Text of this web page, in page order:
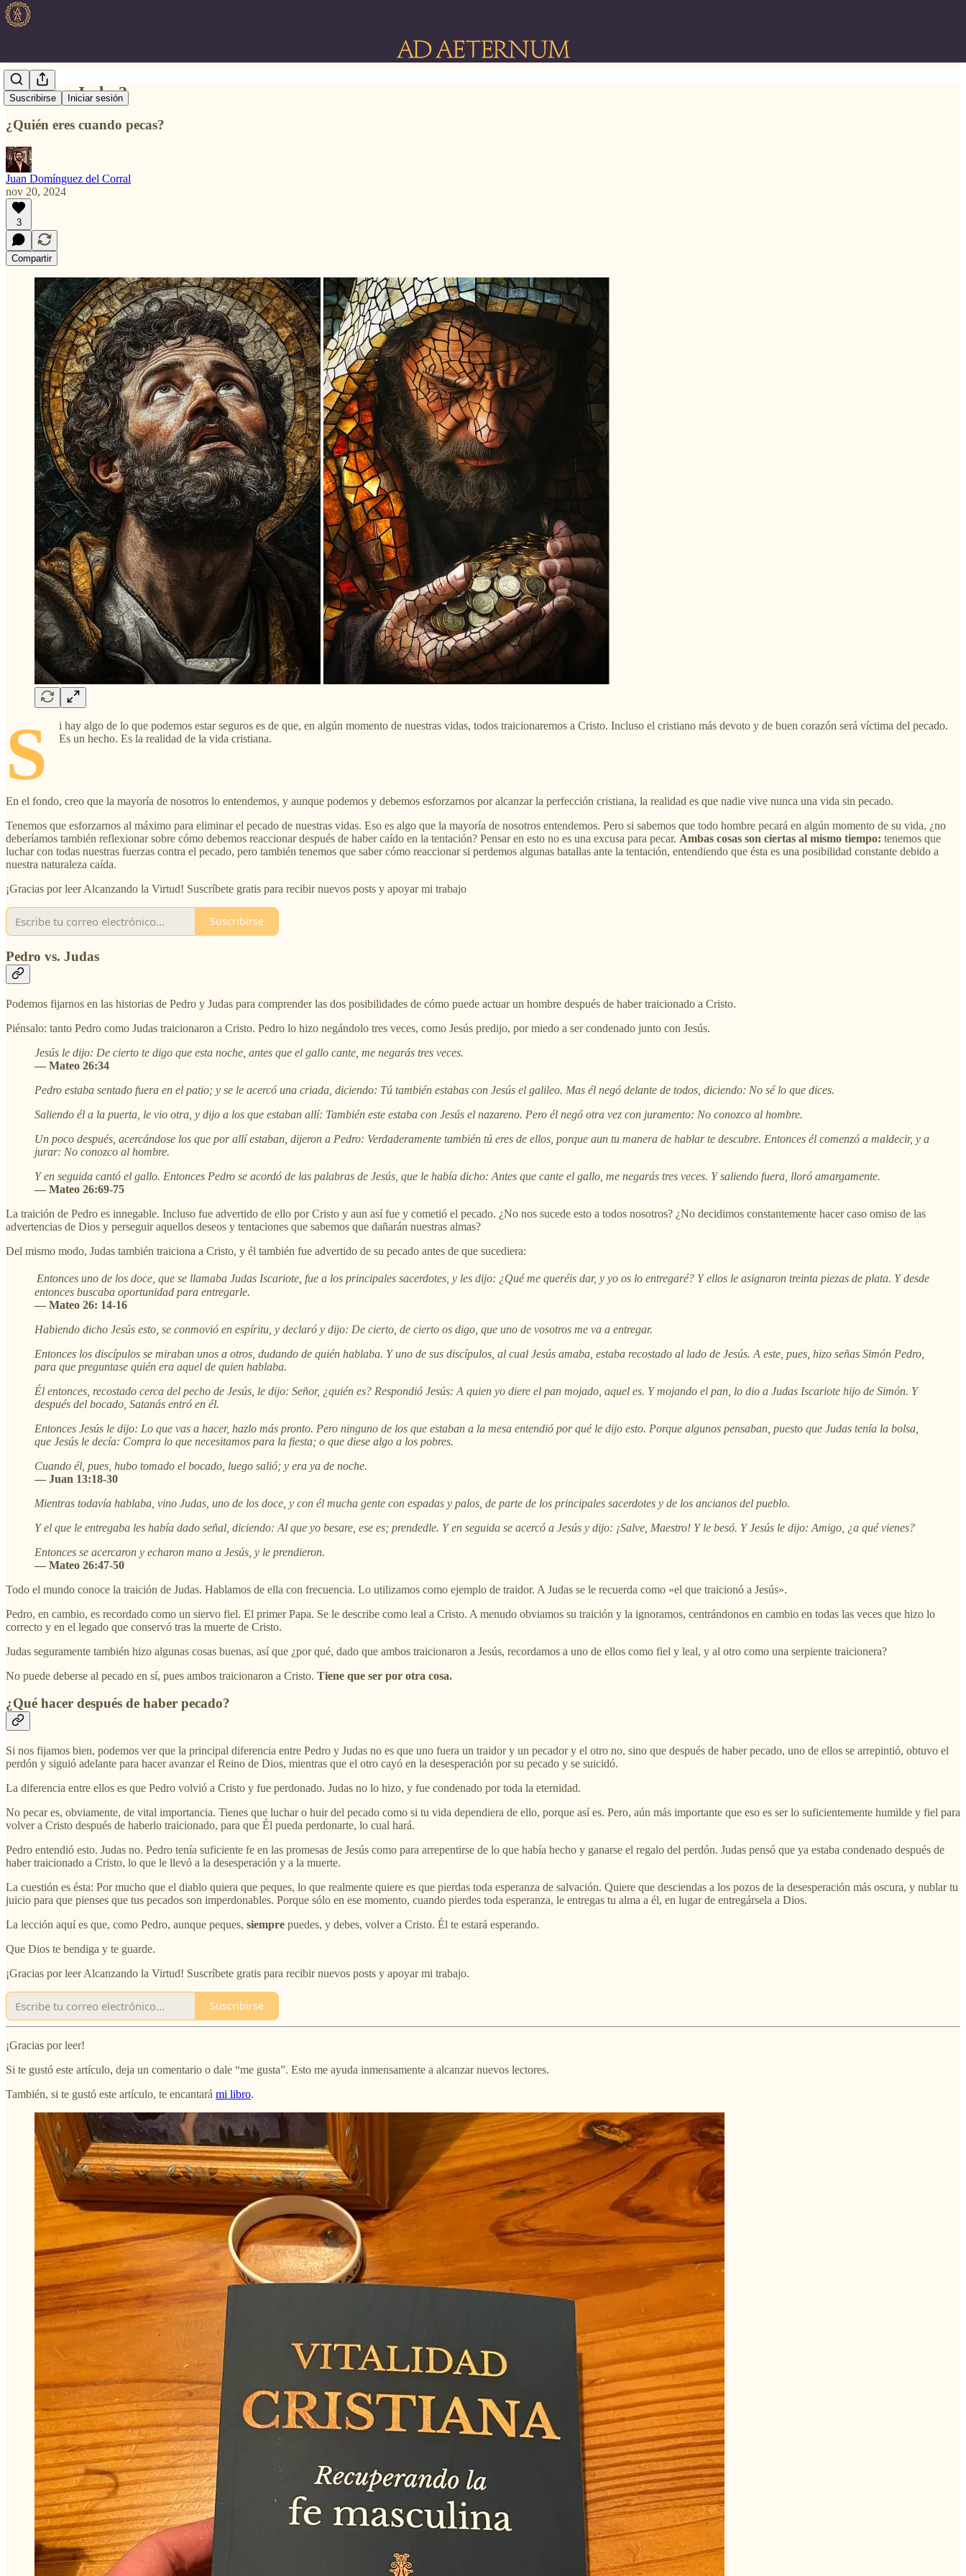
Suscribirse Iniciar sesión
¿Pedro o Judas?
¿Quién eres cuando pecas?
Juan Domínguez del Corral
nov 20, 2024
3
Compartir
S
i hay algo de lo que podemos estar seguros es de que, en algún momento de nuestras vidas, todos traicionaremos a Cristo. Incluso el cristiano más devoto y de buen corazón será víctima del pecado.
Es un hecho. Es la realidad de la vida cristiana.
En el fondo, creo que la mayoría de nosotros lo entendemos, y aunque podemos y debemos esforzarnos por alcanzar la perfección cristiana, la realidad es que nadie vive nunca una vida sin pecado.
Tenemos que esforzarnos al máximo para eliminar el pecado de nuestras vidas. Eso es algo que la mayoría de nosotros entendemos. Pero si sabemos que todo hombre pecará en algún momento de su vida, ¿no
deberíamos también reflexionar sobre cómo debemos reaccionar después de haber caído en la tentación? Pensar en esto no es una excusa para pecar. Ambas cosas son ciertas al mismo tiempo: tenemos que
luchar con todas nuestras fuerzas contra el pecado, pero también tenemos que saber cómo reaccionar si perdemos algunas batallas ante la tentación, entendiendo que ésta es una posibilidad constante debido a
nuestra naturaleza caída.
¡Gracias por leer Alcanzando la Virtud! Suscríbete gratis para recibir nuevos posts y apoyar mi trabajo
Suscribirse
Pedro vs. Judas
Podemos fijarnos en las historias de Pedro y Judas para comprender las dos posibilidades de cómo puede actuar un hombre después de haber traicionado a Cristo.
Piénsalo: tanto Pedro como Judas traicionaron a Cristo. Pedro lo hizo negándolo tres veces, como Jesús predijo, por miedo a ser condenado junto con Jesús.
Jesús le dijo: De cierto te digo que esta noche, antes que el gallo cante, me negarás tres veces.
— Mateo 26:34
Pedro estaba sentado fuera en el patio; y se le acercó una criada, diciendo: Tú también estabas con Jesús el galileo. Mas él negó delante de todos, diciendo: No sé lo que dices.
Saliendo él a la puerta, le vio otra, y dijo a los que estaban allí: También este estaba con Jesús el nazareno. Pero él negó otra vez con juramento: No conozco al hombre.
Un poco después, acercándose los que por allí estaban, dijeron a Pedro: Verdaderamente también tú eres de ellos, porque aun tu manera de hablar te descubre. Entonces él comenzó a maldecir, y a
jurar: No conozco al hombre.
Y en seguida cantó el gallo. Entonces Pedro se acordó de las palabras de Jesús, que le había dicho: Antes que cante el gallo, me negarás tres veces. Y saliendo fuera, lloró amargamente.
— Mateo 26:69-75
La traición de Pedro es innegable. Incluso fue advertido de ello por Cristo y aun así fue y cometió el pecado. ¿No nos sucede esto a todos nosotros? ¿No decidimos constantemente hacer caso omiso de las
advertencias de Dios y perseguir aquellos deseos y tentaciones que sabemos que dañarán nuestras almas?
Del mismo modo, Judas también traiciona a Cristo, y él también fue advertido de su pecado antes de que sucediera:
Entonces uno de los doce, que se llamaba Judas Iscariote, fue a los principales sacerdotes, y les dijo: ¿Qué me queréis dar, y yo os lo entregaré? Y ellos le asignaron treinta piezas de plata. Y desde
entonces buscaba oportunidad para entregarle.
— Mateo 26: 14-16
Habiendo dicho Jesús esto, se conmovió en espíritu, y declaró y dijo: De cierto, de cierto os digo, que uno de vosotros me va a entregar.
Entonces los discípulos se miraban unos a otros, dudando de quién hablaba. Y uno de sus discípulos, al cual Jesús amaba, estaba recostado al lado de Jesús. A este, pues, hizo señas Simón Pedro,
para que preguntase quién era aquel de quien hablaba.
Él entonces, recostado cerca del pecho de Jesús, le dijo: Señor, ¿quién es? Respondió Jesús: A quien yo diere el pan mojado, aquel es. Y mojando el pan, lo dio a Judas Iscariote hijo de Simón. Y
después del bocado, Satanás entró en él.
Entonces Jesús le dijo: Lo que vas a hacer, hazlo más pronto. Pero ninguno de los que estaban a la mesa entendió por qué le dijo esto. Porque algunos pensaban, puesto que Judas tenía la bolsa,
que Jesús le decía: Compra lo que necesitamos para la fiesta; o que diese algo a los pobres.
Cuando él, pues, hubo tomado el bocado, luego salió; y era ya de noche.
— Juan 13:18-30
Mientras todavía hablaba, vino Judas, uno de los doce, y con él mucha gente con espadas y palos, de parte de los principales sacerdotes y de los ancianos del pueblo.
Y el que le entregaba les había dado señal, diciendo: Al que yo besare, ese es; prendedle. Y en seguida se acercó a Jesús y dijo: ¡Salve, Maestro! Y le besó. Y Jesús le dijo: Amigo, ¿a qué vienes?
Entonces se acercaron y echaron mano a Jesús, y le prendieron.
— Mateo 26:47-50
Todo el mundo conoce la traición de Judas. Hablamos de ella con frecuencia. Lo utilizamos como ejemplo de traidor. A Judas se le recuerda como «el que traicionó a Jesús».
Pedro, en cambio, es recordado como un siervo fiel. El primer Papa. Se le describe como leal a Cristo. A menudo obviamos su traición y la ignoramos, centrándonos en cambio en todas las veces que hizo lo
correcto y en el legado que conservó tras la muerte de Cristo.
Judas seguramente también hizo algunas cosas buenas, así que ¿por qué, dado que ambos traicionaron a Jesús, recordamos a uno de ellos como fiel y leal, y al otro como una serpiente traicionera?
No puede deberse al pecado en sí, pues ambos traicionaron a Cristo. Tiene que ser por otra cosa.
¿Qué hacer después de haber pecado?
Si nos fijamos bien, podemos ver que la principal diferencia entre Pedro y Judas no es que uno fuera un traidor y un pecador y el otro no, sino que después de haber pecado, uno de ellos se arrepintió, obtuvo el
perdón y siguió adelante para hacer avanzar el Reino de Dios, mientras que el otro cayó en la desesperación por su pecado y se suicidó.
La diferencia entre ellos es que Pedro volvió a Cristo y fue perdonado. Judas no lo hizo, y fue condenado por toda la eternidad.
No pecar es, obviamente, de vital importancia. Tienes que luchar o huir del pecado como si tu vida dependiera de ello, porque así es. Pero, aún más importante que eso es ser lo suficientemente humilde y fiel para
volver a Cristo después de haberlo traicionado, para que Él pueda perdonarte, lo cual hará.
Pedro entendió esto. Judas no. Pedro tenía suficiente fe en las promesas de Jesús como para arrepentirse de lo que había hecho y ganarse el regalo del perdón. Judas pensó que ya estaba condenado después de
haber traicionado a Cristo, lo que le llevó a la desesperación y a la muerte.
La cuestión es ésta: Por mucho que el diablo quiera que peques, lo que realmente quiere es que pierdas toda esperanza de salvación. Quiere que desciendas a los pozos de la desesperación más oscura, y nublar tu
juicio para que pienses que tus pecados son imperdonables. Porque sólo en ese momento, cuando pierdes toda esperanza, le entregas tu alma a él, en lugar de entregársela a Dios.
La lección aquí es que, como Pedro, aunque peques, siempre puedes, y debes, volver a Cristo. Él te estará esperando.
Que Dios te bendiga y te guarde.
¡Gracias por leer Alcanzando la Virtud! Suscríbete gratis para recibir nuevos posts y apoyar mi trabajo.
Suscribirse
¡Gracias por leer!
Si te gustó este artículo, deja un comentario o dale “me gusta”. Esto me ayuda inmensamente a alcanzar nuevos lectores.
También, si te gustó este artículo, te encantará mi libro.